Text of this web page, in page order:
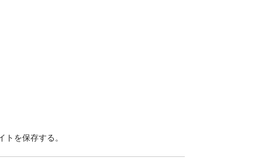
を保存する。